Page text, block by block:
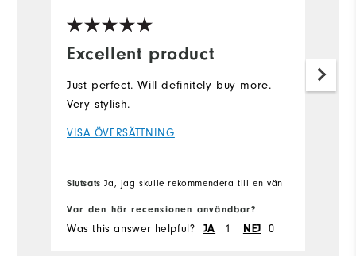
Excellent product
Just perfect. Will definitely buy more.
Very stylish.
VISA ÖVERSÄTTNING
Slutsats Ja, jag skulle rekommendera till en vän
Var den här recensionen användbar?
Was this answer helpful? JA 1 NEJ 0